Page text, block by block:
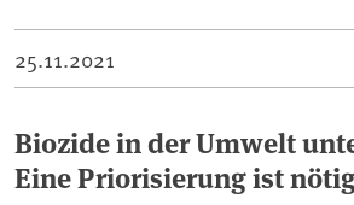
25.11.2021
Biozide in der Umwelt
Eine Priorisierung ist